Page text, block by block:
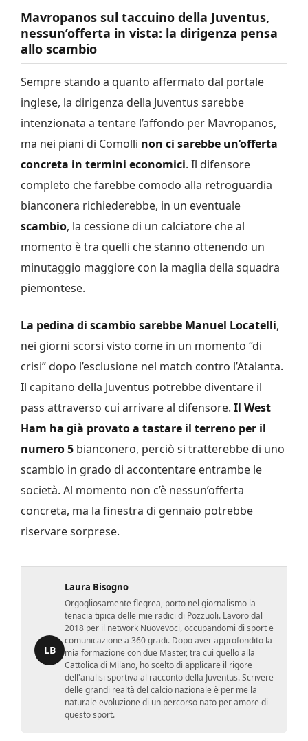
Mavropanos sul taccuino della Juventus,
nessun’offerta in vista: la dirigenza pensa
allo scambio
Sempre stando a quanto affermato dal portale
inglese, la dirigenza della Juventus sarebbe
intenzionata a tentare l’affondo per Mavropanos,
ma nei piani di Comolli non ci sarebbe un’offerta
concreta in termini economici. Il difensore
completo che farebbe comodo alla retroguardia
bianconera richiederebbe, in un eventuale
scambio, la cessione di un calciatore che al
momento è tra quelli che stanno ottenendo un
minutaggio maggiore con la maglia della squadra
piemontese.
La pedina di scambio sarebbe Manuel Locatelli,
nei giorni scorsi visto come in un momento “di
crisi” dopo l’esclusione nel match contro l’Atalanta.
Il capitano della Juventus potrebbe diventare il
pass attraverso cui arrivare al difensore. Il West
Ham ha già provato a tastare il terreno per il
numero 5 bianconero, perciò si tratterebbe di uno
scambio in grado di accontentare entrambe le
società. Al momento non c’è nessun’offerta
concreta, ma la finestra di gennaio potrebbe
riservare sorprese.
LB
Laura Bisogno
Orgogliosamente flegrea, porto nel giornalismo la
tenacia tipica delle mie radici di Pozzuoli. Lavoro dal
2018 per il network Nuovevoci, occupandomi di sport e
comunicazione a 360 gradi. Dopo aver approfondito la
mia formazione con due Master, tra cui quello alla
Cattolica di Milano, ho scelto di applicare il rigore
dell'analisi sportiva al racconto della Juventus. Scrivere
delle grandi realtà del calcio nazionale è per me la
naturale evoluzione di un percorso nato per amore di
questo sport.